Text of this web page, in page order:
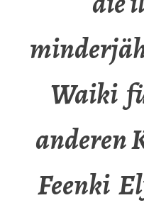
Waiki
anderen
Feenki